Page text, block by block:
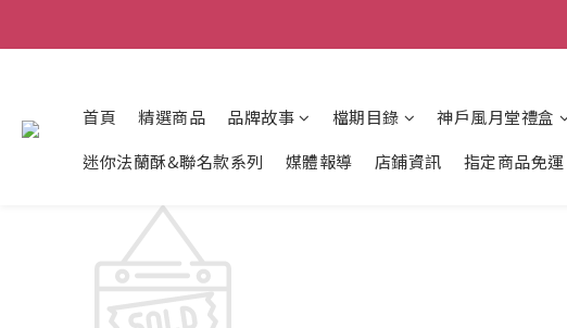
首頁 精選商品 品牌故事 檔期目錄 神戶風月堂禮盒
迷你法蘭酥&聯名款系列
媒體報導 店鋪資訊 指定商品免運